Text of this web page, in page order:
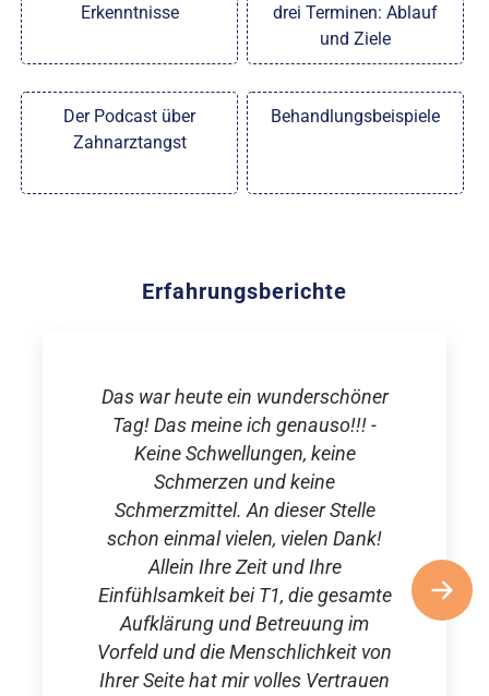
Erkenntnisse
drei Terminen: Ablauf
und Ziele
Der Podcast über
Zahnarztangst
Behandlungsbeispiele
Erfahrungsberichte
Das war heute ein wunderschöner
Tag! Das meine ich genauso!!! -
Keine Schwellungen, keine
Schmerzen und keine
Schmerzmittel. An dieser Stelle
schon einmal vielen, vielen Dank!
Allein Ihre Zeit und Ihre
Einfühlsamkeit bei T1, die gesamte
Aufklärung und Betreuung im
Vorfeld und die Menschlichkeit von
Ihrer Seite hat mir volles Vertrauen